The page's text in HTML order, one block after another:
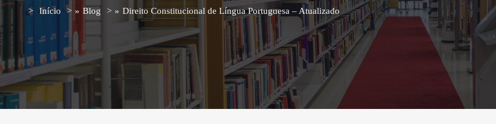
Início » Blog » Direito Constitucional de Língua Portuguesa – Atualizado